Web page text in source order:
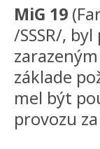
MiG 19
/SSSR/,
základe
mel být
provozu